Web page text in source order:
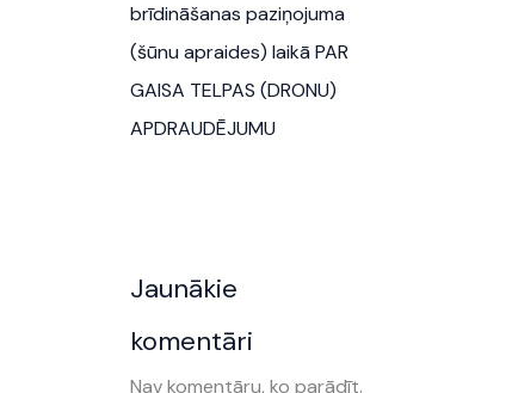
brīdināšanas paziņojuma
(šūnu apraides) laikā PAR
GAISA TELPAS (DRONU)
APDRAUDĒJUMU
Jaunākie
komentāri
Nav komentāru, ko parādīt.